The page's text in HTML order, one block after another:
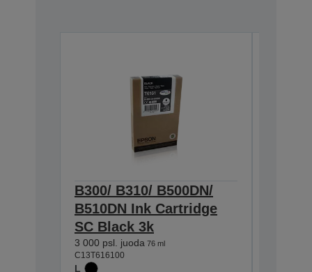
B300/ B310/ B500DN/
B510DN Ink Cartridge
SC Black 3k
3 000 psl. juoda 76 ml
C13T616100
L